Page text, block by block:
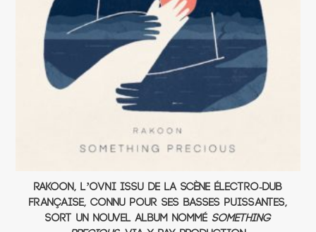
Rakoon, l’ovni issu de la scène électro-dub
française, connu pour ses basses puissantes,
sort un nouvel album nommé Something